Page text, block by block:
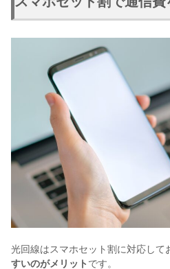
光回線はスマホセット割に対応して
すいのがメリット です。